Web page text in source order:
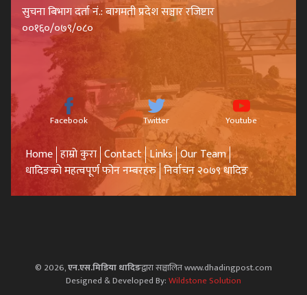
सुचना बिभाग दर्ता नं.: बागमती प्रदेश सञ्चार रजिष्टार
००१६०/०७९/०८०
Facebook Twitter Youtube
Home हाम्रो कुरा Contact Links Our Team
धादिङको महत्वपूर्ण फोन नम्बरहरु निर्वाचन २०७९ धादिङ
© 2026,एन.एस.मिडिया धादिङद्वारा सञ्चालित www.dhadingpost.com
Designed & Developed By:Wildstone Solution